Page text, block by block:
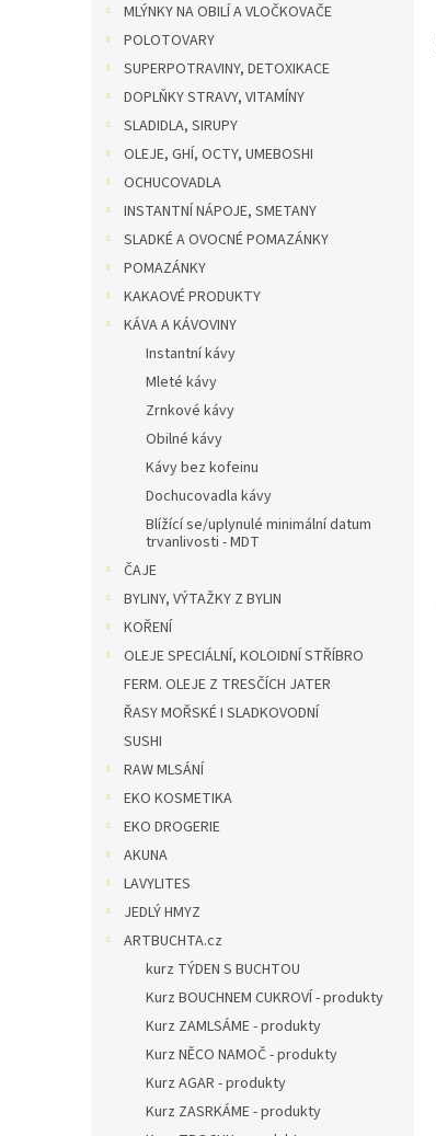
MLÝNKY NA OBILÍ A VLOČKOVAČE
POLOTOVARY
SUPERPOTRAVINY, DETOXIKACE
DOPLŇKY STRAVY, VITAMÍNY
SLADIDLA, SIRUPY
OLEJE, GHÍ, OCTY, UMEBOSHI
OCHUCOVADLA
INSTANTNÍ NÁPOJE, SMETANY
SLADKÉ A OVOCNÉ POMAZÁNKY
POMAZÁNKY
KAKAOVÉ PRODUKTY
KÁVA A KÁVOVINY
Instantní kávy
Mleté kávy
Zrnkové kávy
Obilné kávy
Kávy bez kofeinu
Dochucovadla kávy
Blížící se/uplynulé minimální datum
trvanlivosti - MDT
ČAJE
BYLINY, VÝTAŽKY Z BYLIN
KOŘENÍ
OLEJE SPECIÁLNÍ, KOLOIDNÍ STŘÍBRO
FERM. OLEJE Z TRESČÍCH JATER
ŘASY MOŘSKÉ I SLADKOVODNÍ
SUSHI
RAW MLSÁNÍ
EKO KOSMETIKA
EKO DROGERIE
AKUNA
LAVYLITES
JEDLÝ HMYZ
ARTBUCHTA.cz
kurz TÝDEN S BUCHTOU
Kurz BOUCHNEM CUKROVÍ - produkty
Kurz ZAMLSÁME - produkty
Kurz NĚCO NAMOČ - produkty
Kurz AGAR - produkty
Kurz ZASRKÁME - produkty